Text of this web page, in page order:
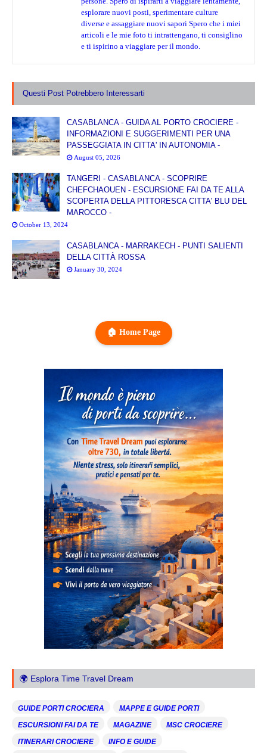
esplorare nuovi posti, sperimentare culture
diverse e assaggiare nuovi sapori Spero che i miei
articoli e le mie foto ti intrattengano, ti consiglino
e ti ispirino a viaggiare per il mondo.
Questi Post Potrebbero Interessarti
CASABLANCA - GUIDA AL PORTO CROCIERE -
INFORMAZIONI E SUGGERIMENTI PER UNA
PASSEGGIATA IN CITTA' IN AUTONOMIA -
August 05, 2026
TANGERI - CASABLANCA - SCOPRIRE
CHEFCHAOUEN - ESCURSIONE FAI DA TE ALLA
SCOPERTA DELLA PITTORESCA CITTA' BLU DEL
MAROCCO -
October 13, 2024
CASABLANCA - MARRAKECH - PUNTI SALIENTI
DELLA CITTÀ ROSSA
January 30, 2024
🏠 Home Page
🌍 Esplora Time Travel Dream
GUIDE PORTI CROCIERA
MAPPE E GUIDE PORTI
ESCURSIONI FAI DA TE
MAGAZINE
MSC CROCIERE
ITINERARI CROCIERE
INFO E GUIDE